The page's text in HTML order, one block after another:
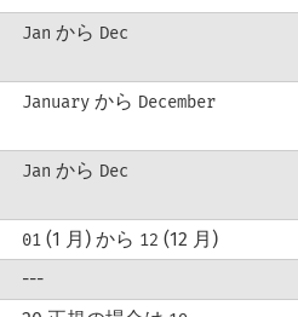
Jan から Dec
Januaryから December
Jan から Dec
01 (1 月) から 12 (12 月)
---